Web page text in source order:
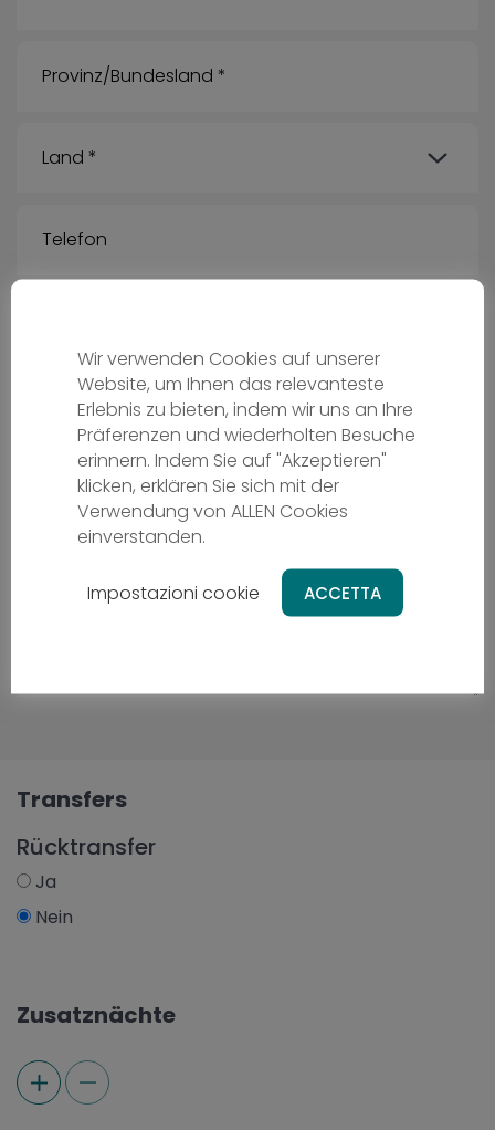
Deine Nachricht für uns:
Transfers
Rücktransfer
Ja
Nein
Zusatznächte
Wir verwenden Cookies auf unserer
Website, um Ihnen das relevanteste
Erlebnis zu bieten, indem wir uns an Ihre
Präferenzen und wiederholten Besuche
erinnern. Indem Sie auf "Akzeptieren"
klicken, erklären Sie sich mit der
Verwendung von ALLEN Cookies
einverstanden.
Impostazioni cookie ACCETTA